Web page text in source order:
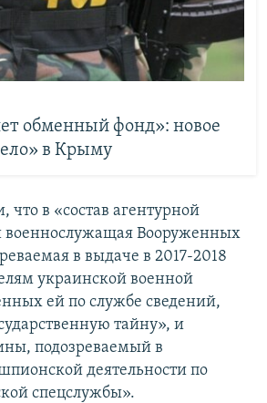
обменный фонд»: новое
в Крыму
что в «состав агентурной
военнослужащая Вооруженных
в выдаче в 2017-2018
украинской военной
ей по службе сведений,
тайну», и
подозреваемый в
деятельности по
спецслужбы».